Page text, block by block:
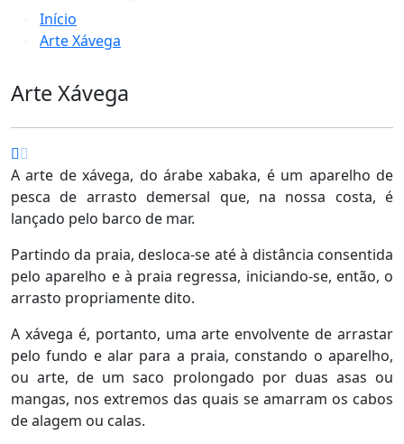
Início
Arte Xávega
Arte Xávega
A arte de xávega, do árabe xabaka, é um aparelho de
pesca de arrasto demersal que, na nossa costa, é
lançado pelo barco de mar.
Partindo da praia, desloca-se até à distância consentida
pelo aparelho e à praia regressa, iniciando-se, então, o
arrasto propriamente dito.
A xávega é, portanto, uma arte envolvente de arrastar
pelo fundo e alar para a praia, constando o aparelho,
ou arte, de um saco prolongado por duas asas ou
mangas, nos extremos das quais se amarram os cabos
de alagem ou calas.